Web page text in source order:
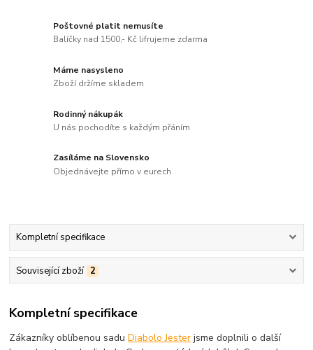
Poštovné platit nemusíte
Balíčky nad 1500,- Kč lifrujeme zdarma
Máme nasysleno
Zboží držíme skladem
Rodinný nákupák
U nás pochodíte s každým přáním
Zasíláme na Slovensko
Objednávejte přímo v eurech
Kompletní specifikace
Související zboží 2
Kompletní specifikace
Zákazníky oblíbenou saduDiabolo Jester jsme doplnili o další